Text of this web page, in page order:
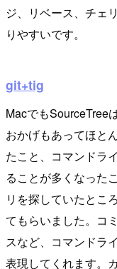
ジ、リベース、チェ
りやすいです。
git+tig
MacでもSourceTree
おかげもあってほと
たこと、コマンドラ
ることが多くなった
リを探していたところ
てもらいました。コ
スなど、コマンドラ
表現してくれます。